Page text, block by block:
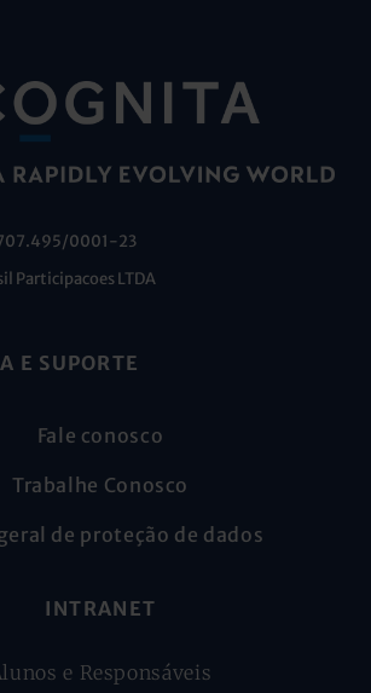
0001-23
Participacoes LTDA
E SUPORTE
Fale conosco
Trabalhe Conosco
de proteção de dados
INTRANET
e Responsáveis